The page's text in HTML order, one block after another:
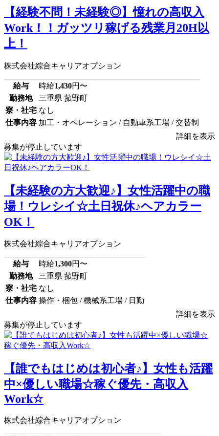
【経験不問！未経験◎】憧れの高収入
Work！！ガッツリ稼げる残業月20H以
上！
株式会社綜合キャリアオプション
給与 時給1,430円〜
勤務地
三重県 菰野町
寮・社宅 なし
仕事内容 加工・オペレーション / 自動車系工場 / 交替制
詳細を表示
募集が停止しています
【未経験の方大歓迎♪】女性活躍中の職
場！ウレシイ☆土日祝休♪ヘアカラー
OK！
株式会社綜合キャリアオプション
給与 時給1,300円〜
勤務地
三重県 菰野町
寮・社宅 なし
仕事内容 操作・梱包 / 機械系工場 / 日勤
詳細を表示
募集が停止しています
【誰でもはじめは初心者♪】女性も活躍
中×優しい職場☆稼ぐ優先・高収入
Work☆
株式会社綜合キャリアオプション